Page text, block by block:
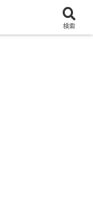
検索